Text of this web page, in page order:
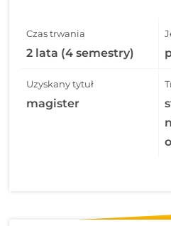
Czas trwania
2 lata (4 semestry)
Uzyskany tytuł
magister